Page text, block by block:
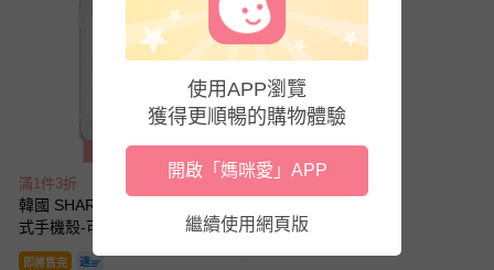
滿1件3折
韓國 SHARON6 - 設計款卡夾
式手機殼-可愛動物 (Galaxy-
Note10)
即將售完
使用APP瀏覽
獲得更順暢的購物體驗
開啟「媽咪愛」APP
繼續使用網頁版